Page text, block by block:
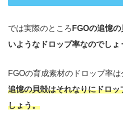
では実際のところ FGOの追憶
いようなドロップ率なのでしょ
FGOの育成素材のドロップ率は
追憶の貝殻はそれなりにドロ
しょう。